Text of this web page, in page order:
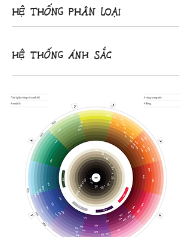
HỆ THỐNG PHÂN LOẠI
HỆ THỐNG ÁNH SẮC